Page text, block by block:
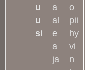
u
u
si
a
al
e
a
ja
o
pii
hy
vi
n